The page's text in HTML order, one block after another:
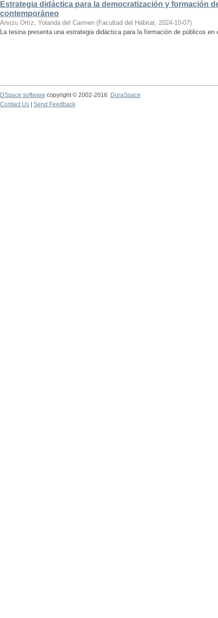
Estrategia didáctica para la democratización y formación
contemporáneo
Arvizu Ortíz, Yolanda del Carmen (Facultad del Hábitat, 2024-10-07)
La tesina presenta una estrategia didáctica para la formación de públicos en
DSpace software copyright © 2002-2016
DuraSpace
Contact Us
Send Feedback